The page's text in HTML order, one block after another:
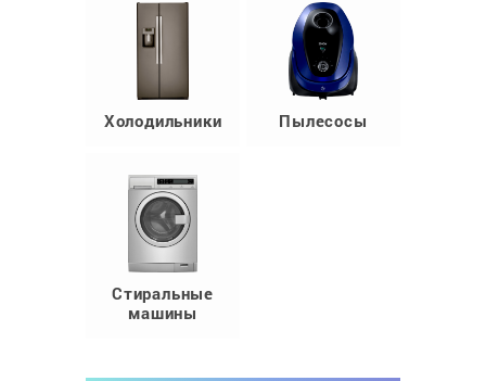
Холодильники Пылесосы
Стиральные
машины